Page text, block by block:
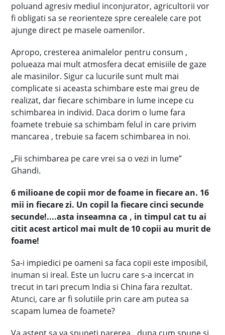
poluand agresiv mediul inconjurator, agricultorii vor
fi obligati sa se reorienteze spre cerealele care pot
ajunge direct pe masele oamenilor.
Apropo, cresterea animalelor pentru consum ,
polueaza mai mult atmosfera decat emisiile de gaze
ale masinilor. Sigur ca lucurile sunt mult mai
complicate si aceasta schimbare este mai greu de
realizat, dar fiecare schimbare in lume incepe cu
schimbarea in individ. Daca dorim o lume fara
foamete trebuie sa schimbam felul in care privim
mancarea , trebuie sa facem schimbarea in noi.
„Fii schimbarea pe care vrei sa o vezi in lume”
Ghandi.
6 milioane de copii mor de foame in fiecare an. 16
mii in fiecare zi. Un copil la fiecare cinci secunde
secunde!....asta inseamna ca , in timpul cat tu ai
citit acest articol mai mult de 10 copii au murit de
foame!
Sa-i impiedici pe oameni sa faca copii este imposibil,
inuman si ireal. Este un lucru care s-a incercat in
trecut in tari precum India si China fara rezultat.
Atunci, care ar fi solutiile prin care am putea sa
scapam lumea de foamete?